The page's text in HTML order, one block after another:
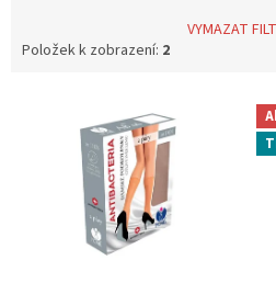
VYMAZAT
Položek k zobrazení: 2